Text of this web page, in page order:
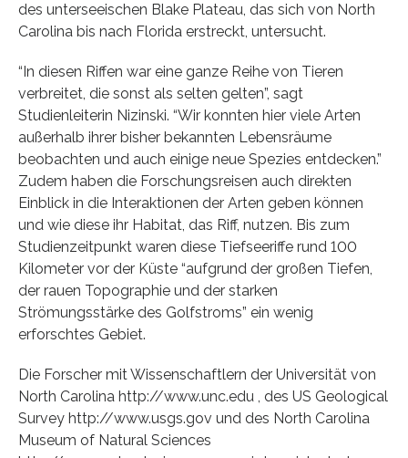
des unterseeischen Blake Plateau, das sich von North
Carolina bis nach Florida erstreckt, untersucht.
“In diesen Riffen war eine ganze Reihe von Tieren
verbreitet, die sonst als selten gelten”, sagt
Studienleiterin Nizinski. “Wir konnten hier viele Arten
außerhalb ihrer bisher bekannten Lebensräume
beobachten und auch einige neue Spezies entdecken.”
Zudem haben die Forschungsreisen auch direkten
Einblick in die Interaktionen der Arten geben können
und wie diese ihr Habitat, das Riff, nutzen. Bis zum
Studienzeitpunkt waren diese Tiefseeriffe rund 100
Kilometer vor der Küste “aufgrund der großen Tiefen,
der rauen Topographie und der starken
Strömungsstärke des Golfstroms” ein wenig
erforschtes Gebiet.
Die Forscher mit Wissenschaftlern der Universität von
North Carolina http://www.unc.edu , des US Geological
Survey http://www.usgs.gov und des North Carolina
Museum of Natural Sciences